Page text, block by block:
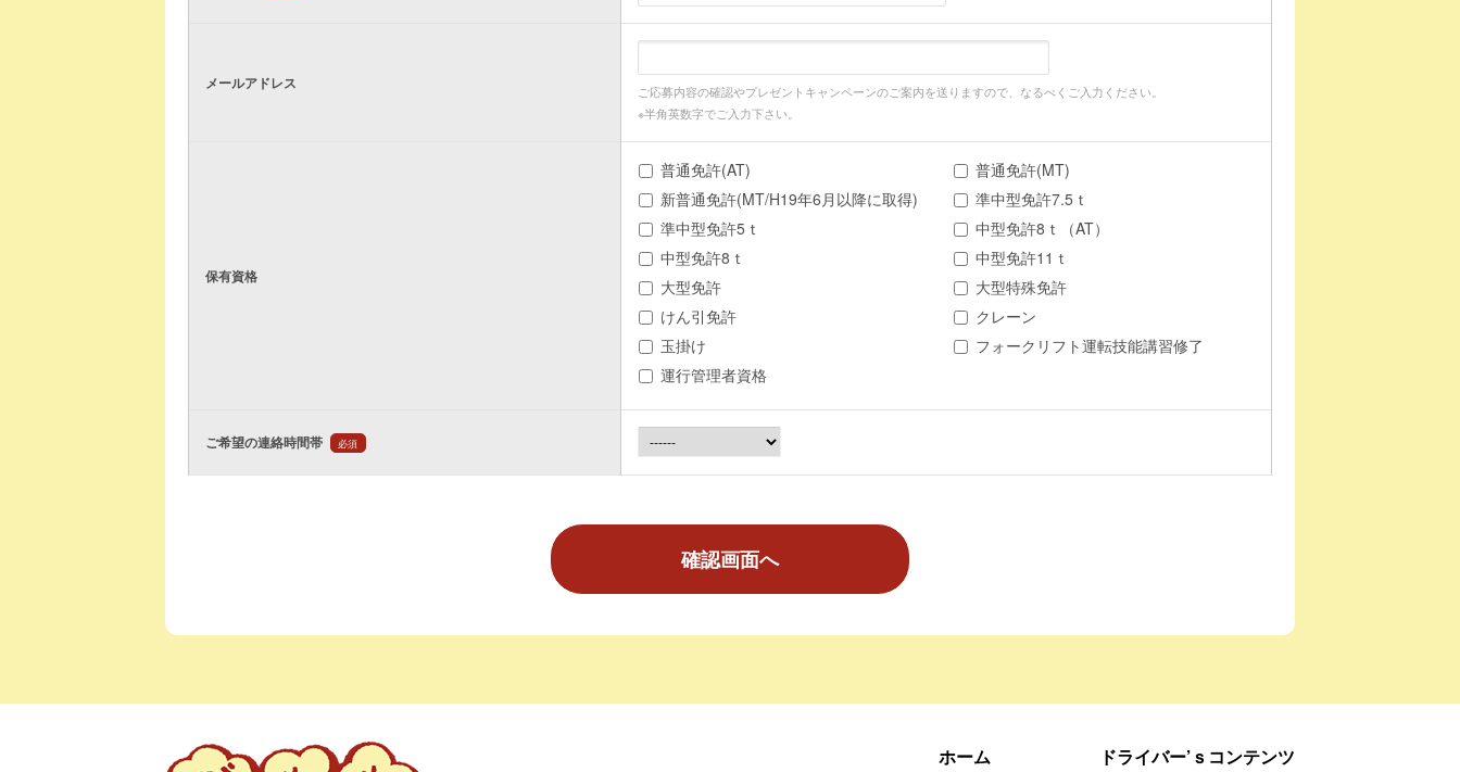
メールアドレス
ご応募内容の確認やプレゼントキャンペーンのご案内を送りますので、なるべくご入力ください。
※半角英数字でご入力下さい。
保有資格
普通免許(AT)
普通免許(MT)
新普通免許(MT/H19年6月以降に取得)
準中型免許7.5ｔ
準中型免許5ｔ
中型免許8ｔ（AT）
中型免許8ｔ
中型免許11ｔ
大型免許
大型特殊免許
けん引免許
クレーン
玉掛け
フォークリフト運転技能講習修了
運行管理者資格
ご希望の連絡時間帯 必須
ホーム ドライバー’ｓコンテンツ